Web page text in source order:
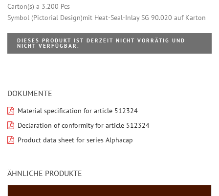
Carton(s) a 3.200 Pcs
Symbol (Pictorial Design)mit Heat-Seal-Inlay SG 90.020 auf Karton
DIESES PRODUKT IST DERZEIT NICHT VORRÄTIG UND
NICHT VERFÜGBAR.
DOKUMENTE
Material specification for article 512324
Declaration of conformity for article 512324
Product data sheet for series Alphacap
ÄHNLICHE PRODUKTE